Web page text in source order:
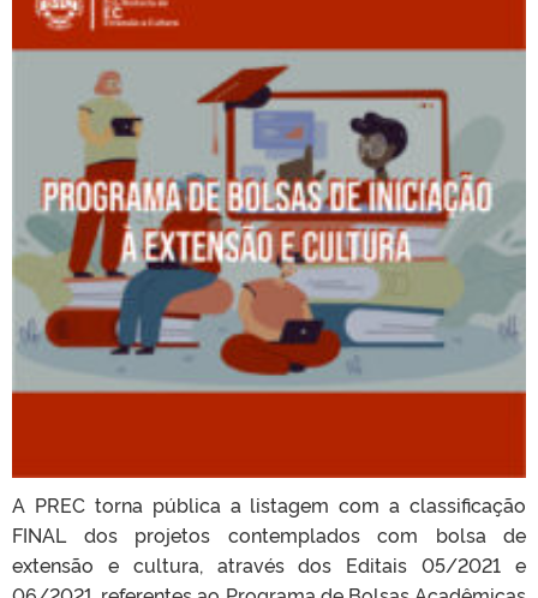
A PREC torna pública a listagem com a classificação
FINAL dos projetos contemplados com bolsa de
extensão e cultura, através dos Editais 05/2021 e